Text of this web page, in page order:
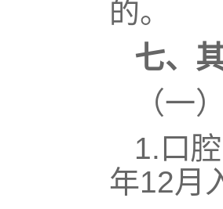
的。
七、
（一
1. 口
年12月